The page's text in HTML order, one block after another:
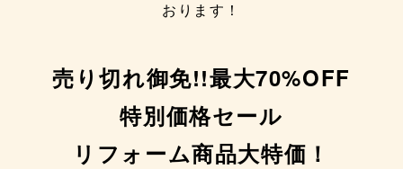
おります！
売り切れ御免!!最大70%OFF
特別価格セール
リフォーム商品大特価！